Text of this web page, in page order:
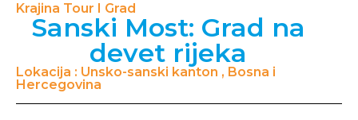
Krajina Tour I Grad
Sanski Most: Grad na
devet rijeka
Lokacija : Unsko-sanski kanton , Bosna i
Hercegovina